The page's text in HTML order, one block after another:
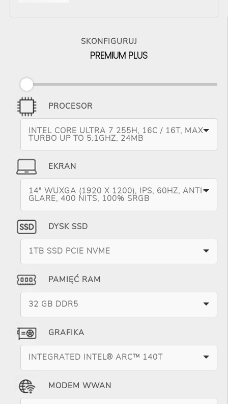
SKONFIGURUJ
PREMIUM PLUS
PROCESOR
INTEL CORE ULTRA 7 255H, 16C / 16T, MAX
TURBO UP TO 5.1GHZ, 24MB
EKRAN
14" WUXGA (1920 X 1200), IPS, 60HZ, ANTI-
GLARE, 400 NITS, 100% SRGB
DYSK SSD
1TB SSD PCIE NVME
PAMIĘĆ RAM
32 GB DDR5
GRAFIKA
INTEGRATED INTEL® ARC™ 140T
MODEM WWAN